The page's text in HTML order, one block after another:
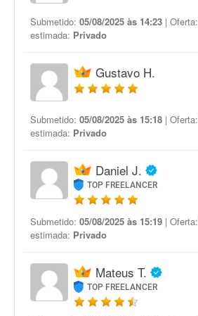
Submetido: 05/08/2025 às 14:23 | Oferta:
estimada: Privado
Gustavo H.
Submetido: 05/08/2025 às 15:18 | Oferta:
estimada: Privado
Daniel J.
TOP FREELANCER
Submetido: 05/08/2025 às 15:19 | Oferta:
estimada: Privado
Mateus T.
TOP FREELANCER